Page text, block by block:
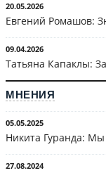
20.05.2026
Евгений Ромашов:
09.04.2026
Татьяна Капаклы:
МНЕНИЯ
05.05.2025
Никита Гуранда: Мы
27.08.2024